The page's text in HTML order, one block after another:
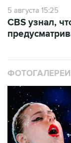
5 августа 15:25
CBS узнал,
ФОТОГАЛЕРЕИ